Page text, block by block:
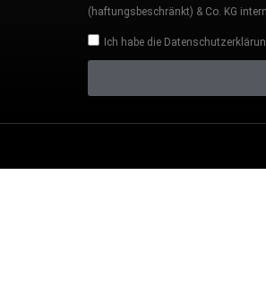
(haftungsbeschränkt) & Co. KG
Ich habe die